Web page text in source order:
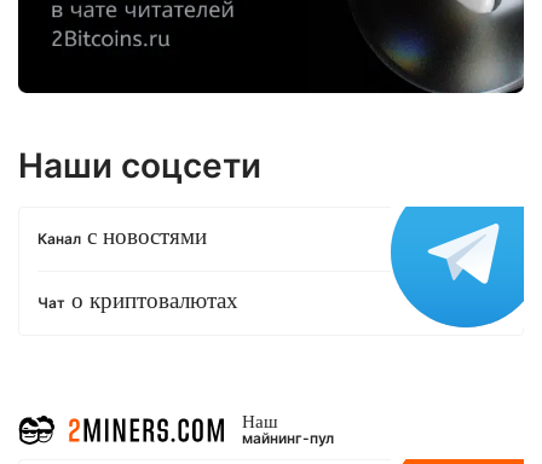
Наши соцсети
Канал с новостями
Чат о криптовалютах
Наш
майнинг-пул